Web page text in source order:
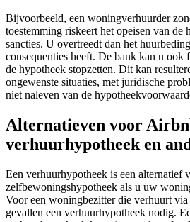
Bijvoorbeeld, een woningverhuurder
toestemming riskeert het opeisen van de
sancties. U overtreedt dan het
consequenties heeft. De bank kan u ook
de hypotheek stopzetten. Dit kan
ongewenste situaties, met juridische
niet naleven van de
Alternatieven voor
verhuurhypotheek en
Een verhuurhypotheek is een alternatief
zelfbewoningshypotheek als u uw
Voor een woningbezitter die verhuurt
gevallen een verhuurhypotheek nodig.